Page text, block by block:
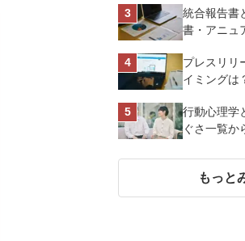
スオーヤマ
統合報告書
書・アニュ
プレスリリ
イミングは
化させよう
行動心理学
ぐさ一覧か
もっと